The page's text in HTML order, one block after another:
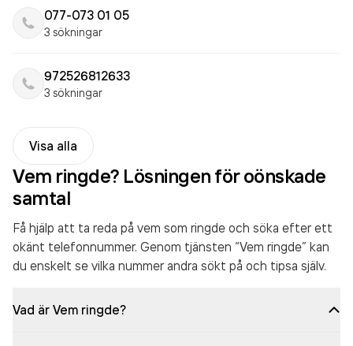
077-073 01 05
3 sökningar
972526812633
3 sökningar
Visa alla
Vem ringde? Lösningen för oönskade
samtal
Få hjälp att ta reda på vem som ringde och söka efter ett
okänt telefonnummer. Genom tjänsten “Vem ringde” kan
du enskelt se vilka nummer andra sökt på och tipsa själv.
Vad är Vem ringde?